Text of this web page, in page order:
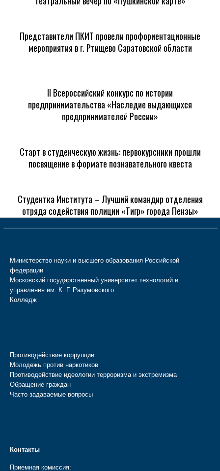
Представители ПКИТ провели профориентационные
мероприятия в г. Ртищево Саратовской области
II Всероссийский конкурс по истории
предпринимательства «Наследие выдающихся
предпринимателей России»
Старт в студенческую жизнь: первокурсники прошли
посвящение в формате познавательного квеста
Студентка Института – Лучший командир отделения
отряда содействия полиции «Тигр» города Пензы»
Министерство науки и высшего образования Российской
федерации
Московский государственный университет технологий и
управления им. К. Г. Разумовского
Колледж
Противодействие коррупции
Молодежь против наркотиков
Противодействие идеологии терроризма и экстремизма
Обращение граждан
Часто задаваемые вопросы
Контакты
Приемная комиссия: